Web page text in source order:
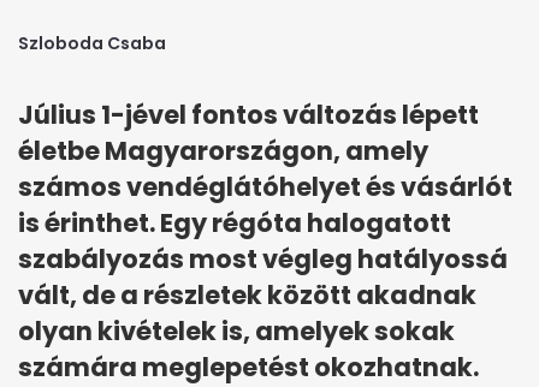
Szloboda Csaba
Július 1-jével fontos változás lépett
életbe Magyarországon, amely
számos vendéglátóhelyet és vásárlót
is érinthet. Egy régóta halogatott
szabályozás most végleg hatályossá
vált, de a részletek között akadnak
olyan kivételek is, amelyek sokak
számára meglepetést okozhatnak.